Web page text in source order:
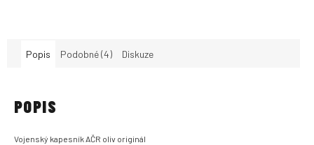
Popis Podobné (4) Diskuze
POPIS
Vojenský kapesník AČR oliv originál